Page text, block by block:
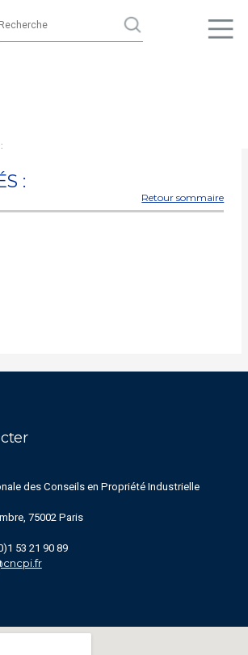
:
Retour sommaire
des Conseils en Propriété Industrielle
75002 Paris
53 21 90 89